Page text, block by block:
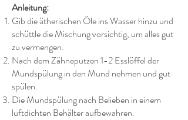
Anleitung:​​
Gib die ätherischen Öle ins Wasser hinzu und
schüttle die Mischung vorsichtig, um alles gut
zu vermengen.
Nach dem Zähneputzen 1-2 Esslöffel der
Mundspülung in den Mund nehmen und gut
spülen.
Die Mundspülung nach Belieben in einem
luftdichten Behälter aufbewahren.